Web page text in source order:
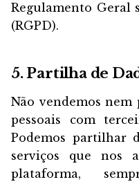
Regulamento Geral
(RGPD).
5. Partilha de
Não vendemos nem
pessoais com
Podemos partilhar
serviços que nos
plataforma,